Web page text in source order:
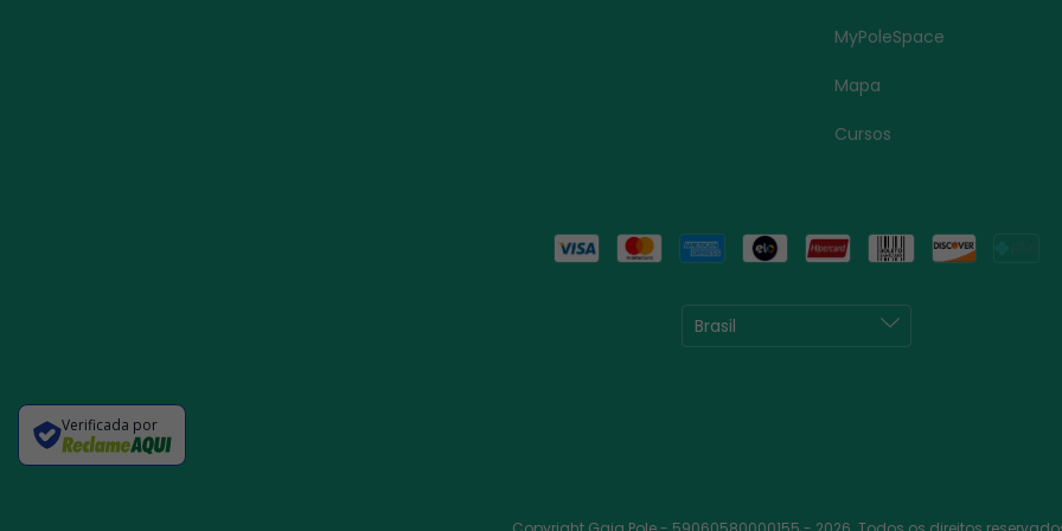
MyPoleSpace
Mapa
Cursos
Verificada por